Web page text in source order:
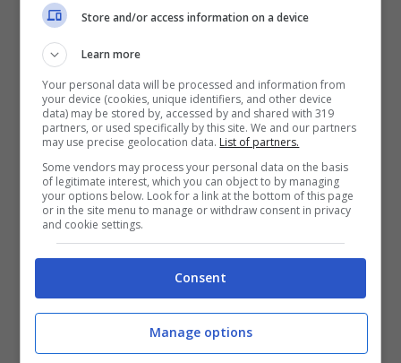
loro case.
I cani giocano nella neve (Screenshot video Corriere Tv –
amoreaquattrozampe.it)
Store and/or access information on a device
Learn more
Your personal data will be processed and information from
your device (cookies, unique identifiers, and other device
data) may be stored by, accessed by and shared with 319
partners, or used specifically by this site. We and our partners
may use precise geolocation data. List of partners.
Some vendors may process your personal data on the basis
of legitimate interest, which you can object to by managing
your options below. Look for a link at the bottom of this page
or in the site menu to manage or withdraw consent in privacy
and cookie settings.
Consent
Manage options